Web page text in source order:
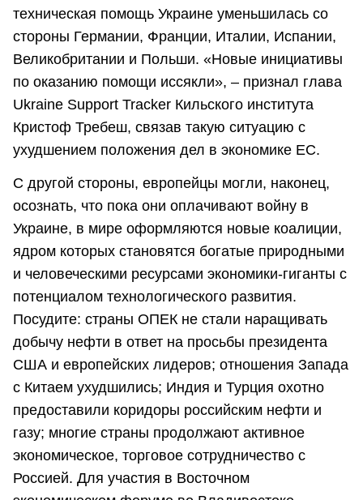
техническая помощь Украине уменьшилась со
стороны Германии, Франции, Италии, Испании,
Великобритании и Польши. «Новые инициативы
по оказанию помощи иссякли», – признал глава
Ukraine Support Tracker Кильского института
Кристоф Требеш, связав такую ситуацию с
ухудшением положения дел в экономике ЕС.
С другой стороны, европейцы могли, наконец,
осознать, что пока они оплачивают войну в
Украине, в мире оформляются новые коалиции,
ядром которых становятся богатые природными
и человеческими ресурсами экономики-гиганты с
потенциалом технологического развития.
Посудите: страны ОПЕК не стали наращивать
добычу нефти в ответ на просьбы президента
США и европейских лидеров; отношения Запада
с Китаем ухудшились; Индия и Турция охотно
предоставили коридоры российским нефти и
газу; многие страны продолжают активное
экономическое, торговое сотрудничество с
Россией. Для участия в Восточном